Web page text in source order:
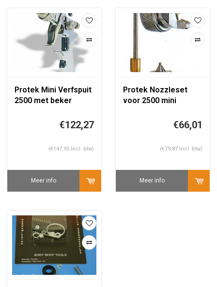
Protek Mini Verfspuit
2500 met beker
€122,27
(€147,95 Incl. btw)
Meer info
Protek Nozzleset
voor 2500 mini
€66,01
(€79,87 Incl. btw)
Meer info